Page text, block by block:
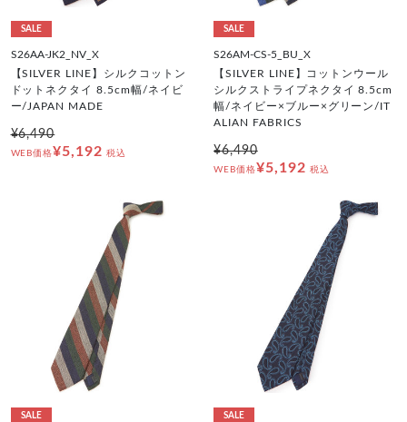
SALE
S26AA-JK2_NV_X
【SILVER LINE】シルクコットン
ドットネクタイ 8.5cm幅/ネイビ
ー/JAPAN MADE
¥6,490
WEB価格¥5,192 税込
SALE
S26AM-CS-5_BU_X
【SILVER LINE】コットンウール
シルクストライプネクタイ 8.5cm
幅/ネイビー×ブルー×グリーン/IT
ALIAN FABRICS
¥6,490
WEB価格¥5,192 税込
SALE SALE